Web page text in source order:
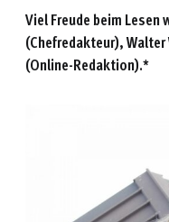
Viel Freude beim
(Chefredakteur),
(Online-Redaktion).*